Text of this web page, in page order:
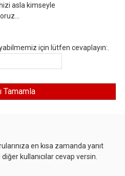
asla kimseyle
için lütfen cevaplayın:.
en kısa zamanda yanıt
kullanıcılar cevap versin.